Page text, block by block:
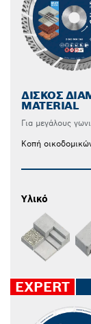
ΔΊΣΚΟΣ
MATERIAL
Για μεγάλους
Κοπή
Υλικό
EXPERT